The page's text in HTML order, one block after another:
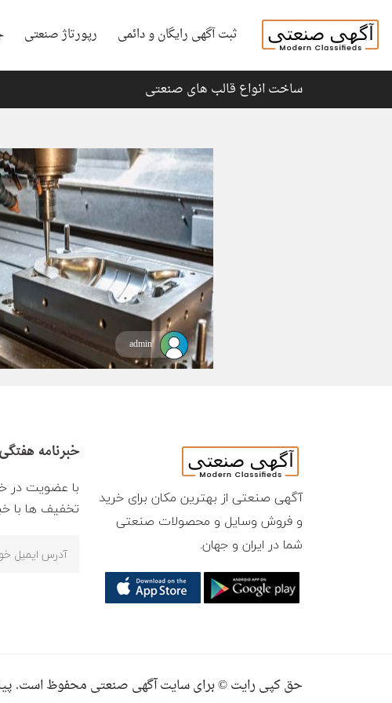
ثبت آگهی رایگان و دائمی رپورتاژ صنعتی
ساخت انواع قالب های صنعتی
admin
آگهی صنعتی از بهترین مکان برای خرید
و فروش وسایل و محصولات صنعتی
شما در ایران و جهان.
خبرنامه هفتگی
با عضویت در
تخفیف ها با
حق کپی رایت © برای سایت آگهی صنعتی محفوظ است.